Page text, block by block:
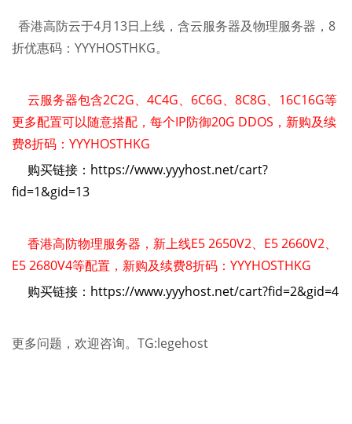
香港高防云于4月13日上线，含云服务器及物理服务器，8
折优惠码：YYYHOSTHKG。
云服务器包含2C2G、4C4G、6C6G、8C8G、16C16G等
更多配置可以随意搭配，每个IP防御20G DDOS，新购及续
费8折码：YYYHOSTHKG
购买链接：https://www.yyyhost.net/cart?
fid=1&gid=13
香港高防物理服务器，新上线E5 2650V2、E5 2660V2、
E5 2680V4等配置，新购及续费8折码：YYYHOSTHKG
购买链接：https://www.yyyhost.net/cart?fid=2&gid=4
更多问题，欢迎咨询。TG:legehost